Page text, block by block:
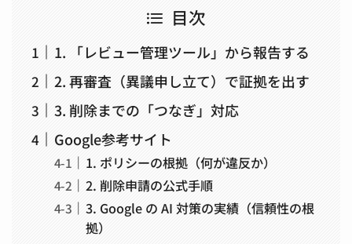
目次
1. 「レビュー管理ツール」から報告する
2. 再審査（異議申し立て）で証拠を出す
3. 削除までの「つなぎ」対応
Google参考サイト
1. ポリシーの根拠（何が違反か）
2. 削除申請の公式手順
3. Google の AI 対策の実績（信頼性の根
拠）